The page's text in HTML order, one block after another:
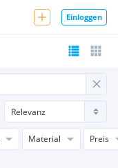
Einloggen
Material
Preis